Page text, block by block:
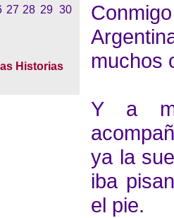
27 28 29 30
Historias
muchos
Y a
ya la
iba
el pie.